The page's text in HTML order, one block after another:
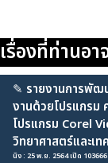
เรื่องที่ท่านอา
✎ รายงานการพัฒ
งานด้วยโปรแกรม
โปรแกรม Corel
วิทยาศาสตร์และเ
นิง : 25 พ.ย. 2564 เปิด